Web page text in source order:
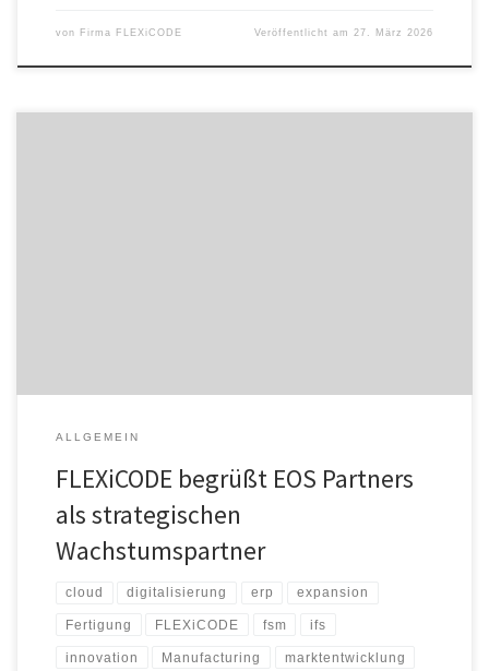
von Firma FLEXiCODE Veröffentlicht am 27. März 2026
ALLGEMEIN
FLEXiCODE begrüßt EOS Partners
als strategischen
Wachstumspartner
cloud digitalisierung erp expansion
Fertigung FLEXiCODE fsm ifs
innovation Manufacturing marktentwicklung